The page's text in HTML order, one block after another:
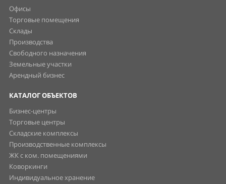
Офисы
Торговые помещения
Склады
Производства
Свободного назначения
Земельные участки
Арендный бизнес
КАТАЛОГ ОБЪЕКТОВ
Бизнес-центры
Торговые центры
Складские комплексы
Производственные комплексы
ЖК с ком. помещениями
Коворкинги
Индивидуальное хранение